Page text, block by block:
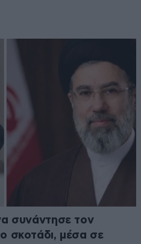
συνάντησε τον
σκοτάδι, μέσα σε